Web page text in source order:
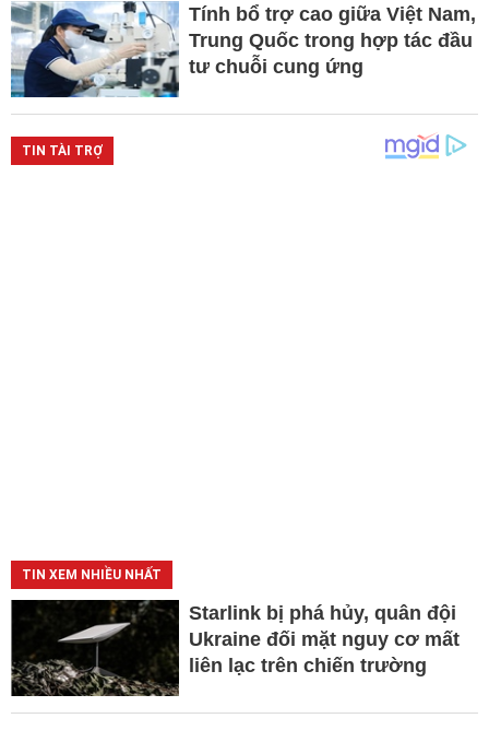
Tính bổ trợ cao giữa Việt Nam,
Trung Quốc trong hợp tác đầu
tư chuỗi cung ứng
TIN XEM NHIỀU NHẤT
Starlink bị phá hủy, quân đội
Ukraine đối mặt nguy cơ mất
liên lạc trên chiến trường